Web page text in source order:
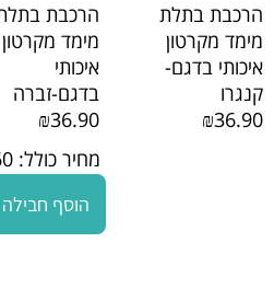
הרכבת בתלת
מימד מקרטון
איכותי בדגם-
קנגרו
₪36.90
הרכבת
מימד מקרטון
איכותי
בדגם-זברה
₪36.90
מחיר כולל:
הוסף